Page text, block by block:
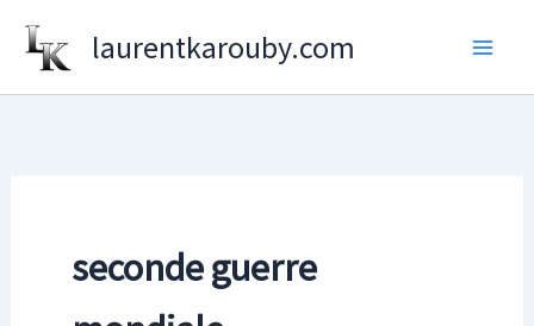
laurentkarouby.com
seconde guerre